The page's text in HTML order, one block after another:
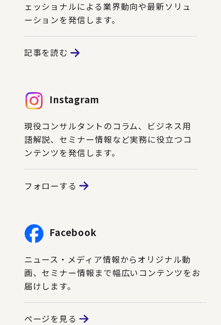
ェッショナルによる業界動向や最新ソリュ
ーションを発信します。
記事を読む
Instagram
現役コンサルタントのコラム、ビジネス用
語解説、セミナー情報など実務に役立つコ
ンテンツを発信します。
フォローする
Facebook
ニュース・メディア情報からオリジナル動
画、セミナー情報まで幅広いコンテンツをお
届けします。
ページを見る